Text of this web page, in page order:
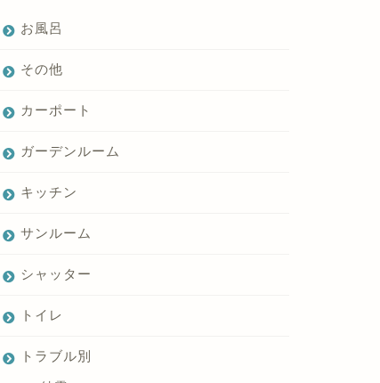
お風呂
その他
カーポート
ガーデンルーム
キッチン
サンルーム
シャッター
トイレ
トラブル別